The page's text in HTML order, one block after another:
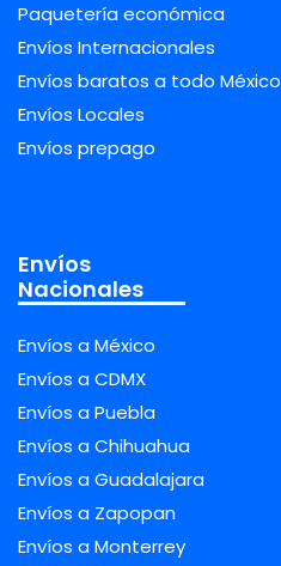
Paquetería económica
Envíos Internacionales
Envíos baratos a todo México
Envíos Locales
Envíos prepago
Envíos
Nacionales
Envíos a México
Envíos a CDMX
Envíos a Puebla
Envíos a Chihuahua
Envíos a Guadalajara
Envíos a Zapopan
Envíos a Monterrey